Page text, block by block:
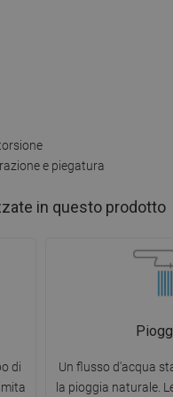
e piegatura
in questo prodotto
di
Un flusso d'acqua
la pioggia naturale.